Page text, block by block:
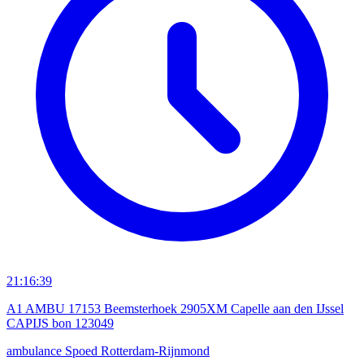
21:16:39
A1 AMBU 17153 Beemsterhoek 2905XM Capelle aan den IJssel
CAPIJS bon 123049
ambulance Spoed Rotterdam-Rijnmond